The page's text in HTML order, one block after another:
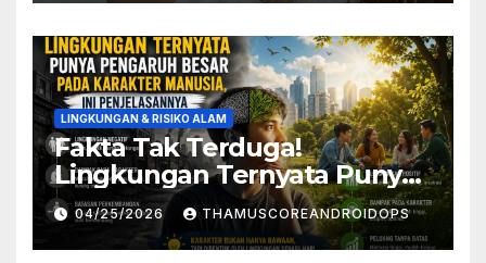
LINGKUNGAN & RISIKO ALAM
Fakta Tak Terduga!
Lingkungan Ternyata Punya
Pengaruh Besar Pada
Karakter Manusia, Ini
Penjelasannya
04/25/2026 THAMUSCOREANDROIDOPS